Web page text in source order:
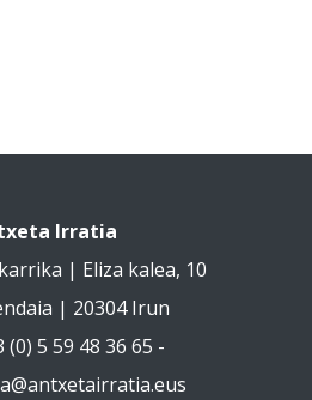
Irratia
| Eliza kalea, 10
| 20304 Irun
(0) 5 59 48 36 65 -